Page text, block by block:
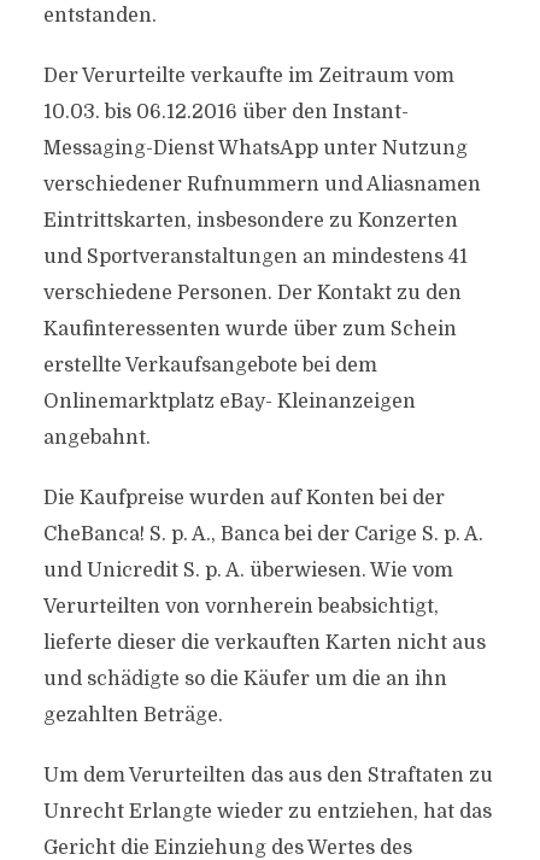
entstanden.
Der Verurteilte verkaufte im Zeitraum vom
10.03. bis 06.12.2016 über den Instant-
Messaging-Dienst WhatsApp unter Nutzung
verschiedener Rufnummern und Aliasnamen
Eintrittskarten, insbesondere zu Konzerten
und Sportveranstaltungen an mindestens 41
verschiedene Personen. Der Kontakt zu den
Kaufinteressenten wurde über zum Schein
erstellte Verkaufsangebote bei dem
Onlinemarktplatz eBay- Kleinanzeigen
angebahnt.
Die Kaufpreise wurden auf Konten bei der
CheBanca! S. p. A., Banca bei der Carige S. p. A.
und Unicredit S. p. A. überwiesen. Wie vom
Verurteilten von vornherein beabsichtigt,
lieferte dieser die verkauften Karten nicht aus
und schädigte so die Käufer um die an ihn
gezahlten Beträge.
Um dem Verurteilten das aus den Straftaten zu
Unrecht Erlangte wieder zu entziehen, hat das
Gericht die Einziehung des Wertes des